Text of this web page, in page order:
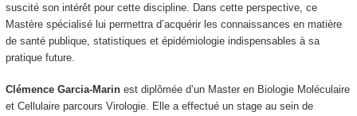
suscité son intérêt pour cette discipline. Dans cette perspective, ce
Mastère spécialisé lui permettra d’acquérir les connaissances en matière
de santé publique, statistiques et épidémiologie indispensables à sa
pratique future.
Clémence Garcia-Marinest diplômée d’un Master en Biologie Moléculaire
et Cellulaire parcours Virologie. Elle a effectué un stage au sein de